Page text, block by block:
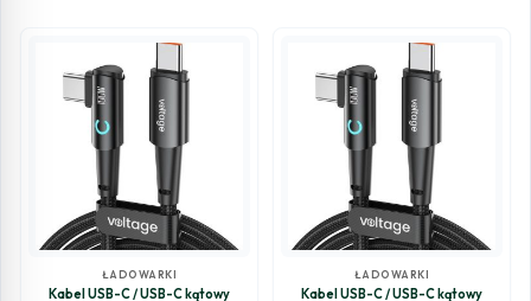
ŁADOWARKI
Kabel USB-C / USB-C kątowy
ŁADOWARKI
Kabel USB-C / USB-C kątowy